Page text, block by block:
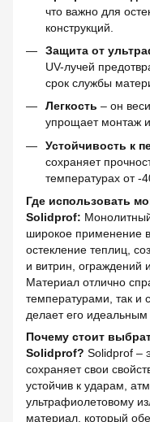
что важно для
конструкций.
Защита от
UV-лучей
срок службы
Легкость – он
упрощает монтаж и
Устойчивость к
сохраняет
температурах от -
Где использовать
Solidprof:
широкое применение
остекление теплиц,
и витрин, ограждений
Материал отлично
температурами, так и
делает его
Почему стоит
Solidprof? Solidprof –
сохраняет свои
устойчив к ударам,
ультрафиолетовому
материал, который